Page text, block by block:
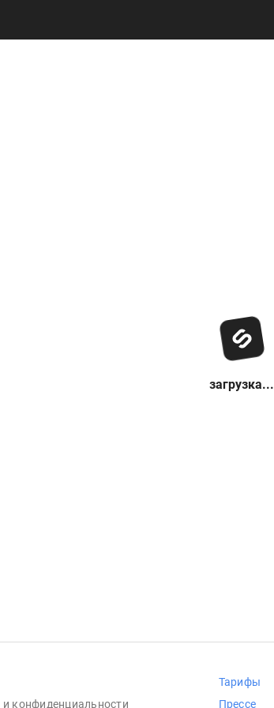
загрузка...
и конфиденциальности
Тарифы
Прессе